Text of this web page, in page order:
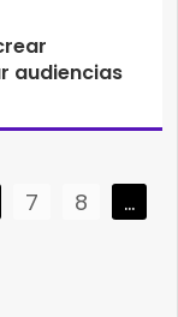
audiencias
7 8
…